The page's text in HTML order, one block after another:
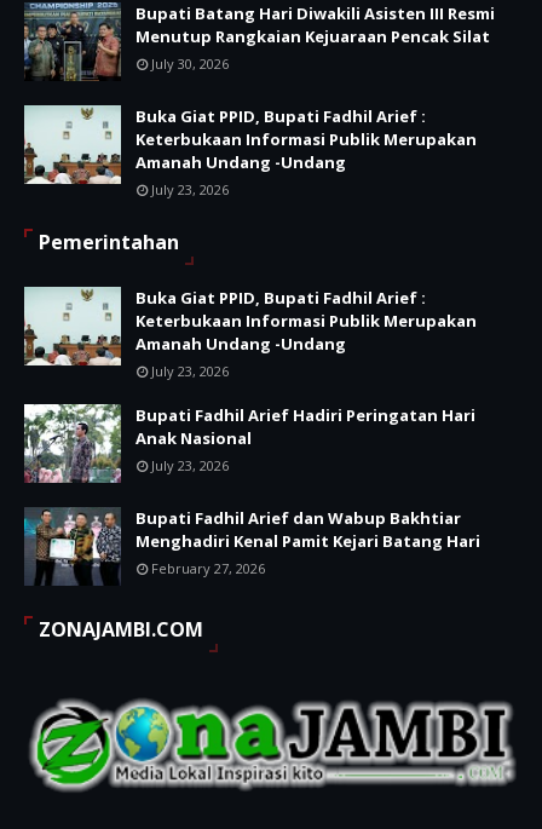
Bupati Batang Hari Diwakili Asisten III Resmi
Menutup Rangkaian Kejuaraan Pencak Silat
July 30, 2026
Buka Giat PPID, Bupati Fadhil Arief :
Keterbukaan Informasi Publik Merupakan
Amanah Undang -Undang
July 23, 2026
Pemerintahan
Buka Giat PPID, Bupati Fadhil Arief :
Keterbukaan Informasi Publik Merupakan
Amanah Undang -Undang
July 23, 2026
Bupati Fadhil Arief Hadiri Peringatan Hari
Anak Nasional
July 23, 2026
Bupati Fadhil Arief dan Wabup Bakhtiar
Menghadiri Kenal Pamit Kejari Batang Hari
February 27, 2026
ZONAJAMBI.COM